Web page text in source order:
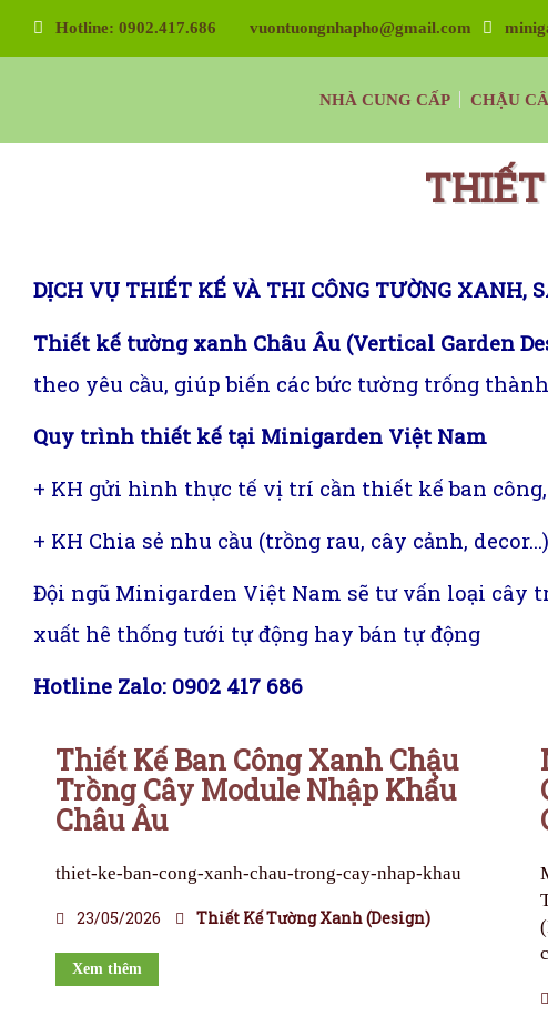
Hotline: 0902.417.686 vuontuongnhapho@gmail.com
Vườn Tường Nhà Phố Minigarden
NHÀ CUNG CẤP CHẬU
DỊCH VỤ THIẾT KẾ VÀ THI CÔNG TƯỜNG XANH,
Thiết kế tường xanh Châu Âu (Vertical Garden
theo yêu cầu, giúp biến các bức tường trống
Quy trình thiết kế tại Minigarden Việt Nam
+ KH gửi hình thực tế vị trí cần thiết kế ban
+ KH Chia sẻ nhu cầu (trồng rau, cây cảnh, decor…)
Đội ngũ Minigarden Việt Nam sẽ tư vấn loại cây
xuất hê thống tưới tự động hay bán tự động
Hotline Zalo: 0902 417 686
Thiết Kế Ban Công Xanh Chậu
Trồng Cây Module Nhập Khẩu
Châu Âu
thiet-ke-ban-cong-xanh-chau-trong-cay-nhap-khau
23/05/2026 Thiết Kế Tường Xanh (Design)
Xem thêm